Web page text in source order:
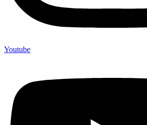
Youtube